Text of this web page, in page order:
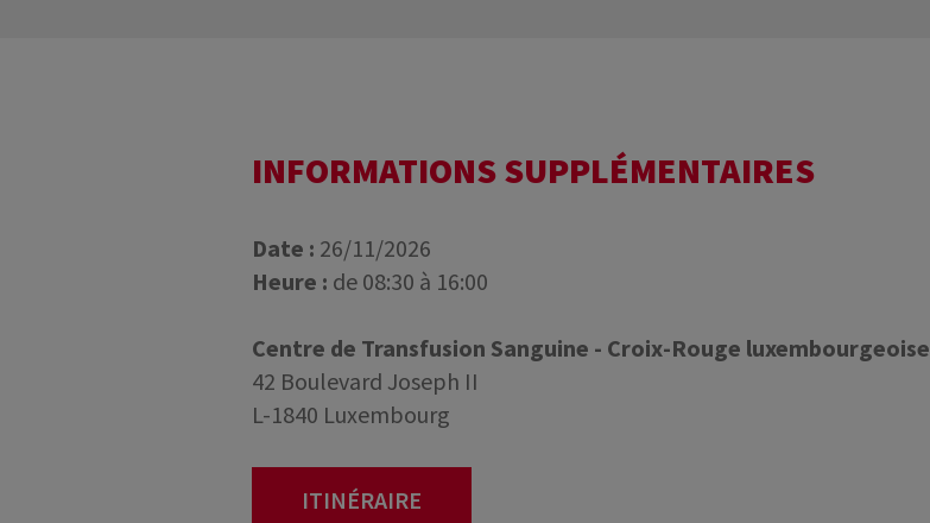
INFORMATIONS SUPPLÉMENTAIRES
Date : 26/11/2026
Heure : de 08:30 à 16:00
Centre de Transfusion Sanguine - Croix-Rouge luxembourgeoise
42 Boulevard Joseph II
L-1840 Luxembourg
ITINÉRAIRE